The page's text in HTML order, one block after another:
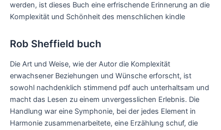
werden, ist dieses Buch eine erfrischende Erinnerung an die
Komplexität und Schönheit des menschlichen kindle
Rob Sheffield buch
Die Art und Weise, wie der Autor die Komplexität
erwachsener Beziehungen und Wünsche erforscht, ist
sowohl nachdenklich stimmend pdf auch unterhaltsam und
macht das Lesen zu einem unvergesslichen Erlebnis. Die
Handlung war eine Symphonie, bei der jedes Element in
Harmonie zusammenarbeitete, eine Erzählung schuf, die